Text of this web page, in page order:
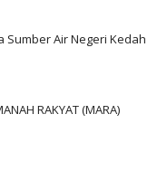
Sumber Air Negeri Kedah
RAKYAT (MARA)